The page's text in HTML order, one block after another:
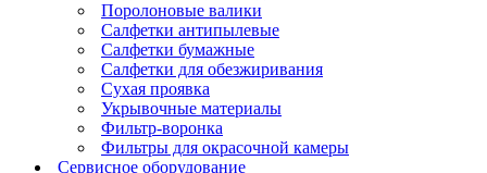
Поролоновые валики
Салфетки антипылевые
Салфетки бумажные
Салфетки для обезжиривания
Сухая проявка
Укрывочные материалы
Фильтр-воронка
Фильтры для окрасочной камеры
Сервисное оборудование